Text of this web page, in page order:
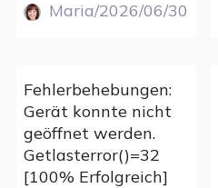
Maria/2026/06/30
Fehlerbehebungen:
Gerät konnte nicht
geöffnet werden.
Getlasterror()=32
[100% Erfolgreich]